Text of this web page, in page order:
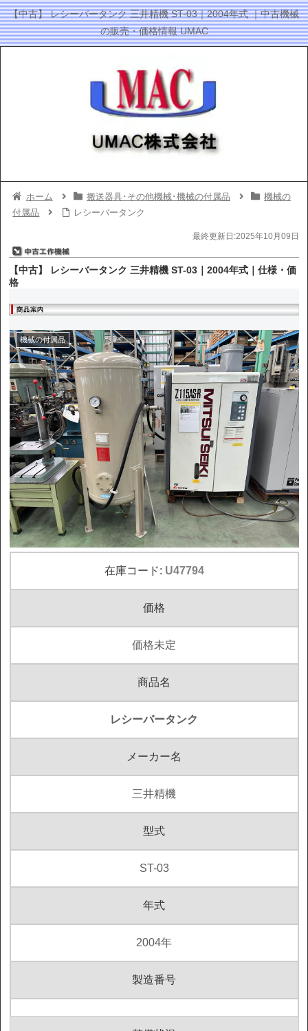
【中古】 レシーバータンク 三井精機 ST-03｜2004年式 ｜中古機械
の販売・価格情報 UMAC
ホーム 搬送器具･その他機械･機械の付属品
機械の
付属品
レシーバータンク
最終更新日:2025年10月09日
【中古】 レシーバータンク 三井精機 ST-03｜2004年式｜仕様・価
格
機械の付属品
在庫コード: U47794
価格
価格未定
商品名
レシーバータンク
メーカー名
三井精機
型式
ST-03
年式
2004年
製造番号